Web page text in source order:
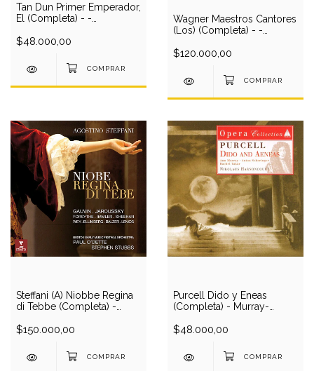
Tan Dun Primer Emperador,
El (Completa) - -
Groves/Tan Dun (Met
$48.000,00
Wagner Maestros Cantores
(Los) (Completa) - -
Haggander-Clark-
$120.000,00
Steffani (A) Niobbe Regina
di Tebbe (Completa) -
Early Music Festivval
$150.000,00
Purcell Dido y Eneas
(Completa) - Murray-
CD)
$48.000,00